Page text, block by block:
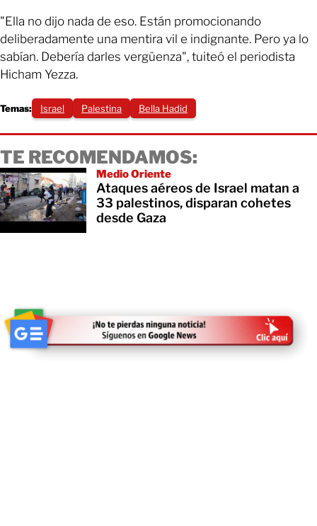
"Ella no dijo nada de eso. Están promocionando
deliberadamente una mentira vil e indignante. Pero ya lo
sabían. Debería darles vergüenza", tuiteó el periodista
Hicham Yezza.
Temas: Israel Palestina Bella Hadid
TE RECOMENDAMOS:
Medio Oriente
Ataques aéreos de Israel matan a
33 palestinos, disparan cohetes
desde Gaza